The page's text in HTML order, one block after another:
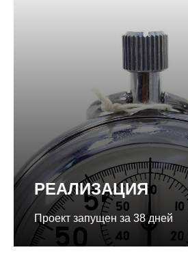
РЕАЛИЗАЦИЯ
Проект запущен за 38 дней